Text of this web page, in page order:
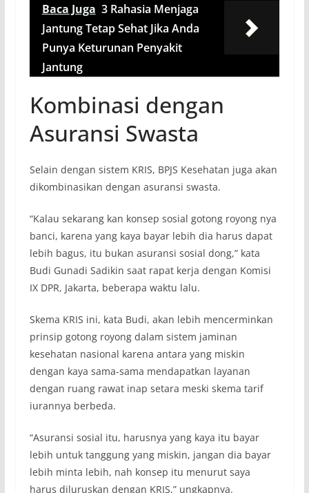
Baca Juga 3 Rahasia Menjaga
Jantung Tetap Sehat Jika Anda
Punya Keturunan Penyakit
Jantung
Kombinasi dengan
Asuransi Swasta
Selain dengan sistem KRIS, BPJS Kesehatan juga akan
dikombinasikan dengan asuransi swasta.
“Kalau sekarang kan konsep sosial gotong royong nya
banci, karena yang kaya bayar lebih dia harus dapat
lebih bagus, itu bukan asuransi sosial dong,” kata
Budi Gunadi Sadikin saat rapat kerja dengan Komisi
IX DPR, Jakarta, beberapa waktu lalu.
Skema KRIS ini, kata Budi, akan lebih mencerminkan
prinsip gotong royong dalam sistem jaminan
kesehatan nasional karena antara yang miskin
dengan kaya sama-sama mendapatkan layanan
dengan ruang rawat inap setara meski skema tarif
iurannya berbeda.
“Asuransi sosial itu, harusnya yang kaya itu bayar
lebih untuk tanggung yang miskin, jangan dia bayar
lebih minta lebih, nah konsep itu menurut saya
harus diluruskan dengan KRIS,” ungkapnya.